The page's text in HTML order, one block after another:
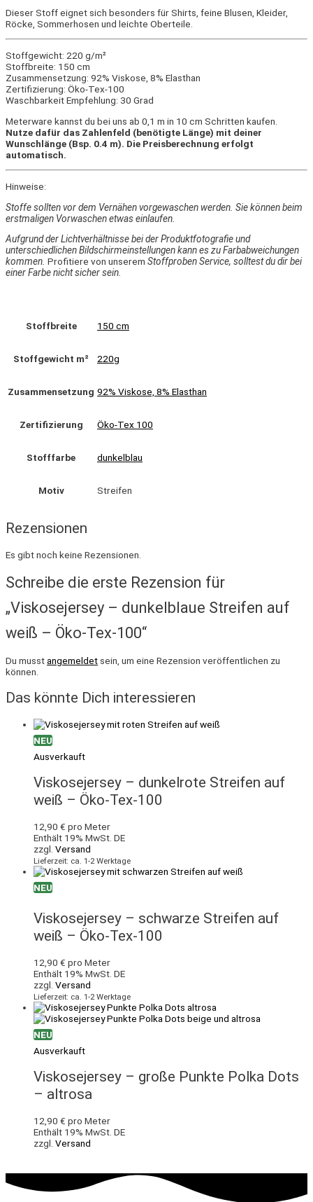
Dieser Stoff eignet sich besonders für Shirts, feine Blusen, Kleider,
Röcke, Sommerhosen und leichte Oberteile.
Stoffgewicht: 220 g/m²
Stoffbreite: 150 cm
Zusammensetzung: 92% Viskose, 8% Elasthan
Zertifizierung: Öko-Tex-100
Waschbarkeit Empfehlung: 30 Grad
Meterware kannst du bei uns ab 0,1 m in 10 cm Schritten kaufen.
Nutze dafür das Zahlenfeld (benötigte Länge) mit deiner
Wunschlänge (Bsp. 0.4 m). Die Preisberechnung erfolgt
automatisch.
Hinweise:
Stoffe sollten vor dem Vernähen vorgewaschen werden. Sie können beim
erstmaligen Vorwaschen etwas einlaufen.
Aufgrund der Lichtverhältnisse bei der Produktfotografie und
unterschiedlichen Bildschirmeinstellungen kann es zu Farbabweichungen
kommen. Profitiere von unserem Stoffproben Service, solltest du dir bei
einer Farbe nicht sicher sein.
Stoffbreite 150 cm
Stoffgewicht m² 220g
Zusammensetzung 92% Viskose, 8% Elasthan
Zertifizierung Öko-Tex 100
Stofffarbe dunkelblau
Motiv Streifen
Rezensionen
Es gibt noch keine Rezensionen.
Schreibe die erste Rezension für
„Viskosejersey – dunkelblaue Streifen auf
weiß – Öko-Tex-100“
Du musstangemeldet sein, um eine Rezension veröffentlichen zu
können.
Das könnte Dich interessieren
NEU
Ausverkauft
Viskosejersey – dunkelrote Streifen auf
weiß – Öko-Tex-100
12,90 € pro Meter
Enthält 19% MwSt. DE
zzgl. Versand
Lieferzeit: ca. 1-2 Werktage
NEU
Viskosejersey – schwarze Streifen auf
weiß – Öko-Tex-100
12,90 € pro Meter
Enthält 19% MwSt. DE
zzgl. Versand
Lieferzeit: ca. 1-2 Werktage
NEU
Ausverkauft
Viskosejersey – große Punkte Polka Dots
– altrosa
12,90 € pro Meter
Enthält 19% MwSt. DE
zzgl. Versand